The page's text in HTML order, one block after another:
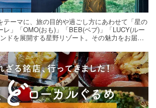
テーマに、旅の目的や過ごし方にあわせて「星の
レ」「OMO(おも)」「BEB(ベブ)」「LUCY(ルー
ドを展開する星野リゾート。その魅力をお届け